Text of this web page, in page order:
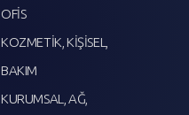
OFİS
KOZMETİK, KİŞİSEL,
BAKIM
KURUMSAL, AĞ,